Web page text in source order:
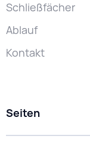
Schließfächer
Ablauf
Kontakt
Seiten